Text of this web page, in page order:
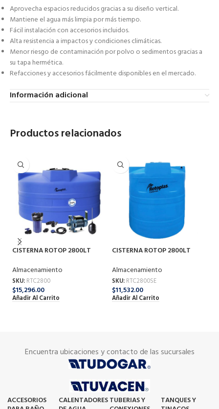
Aprovecha espacios reducidos gracias a su diseño vertical.
Mantiene el agua más limpia por más tiempo.
Fácil instalación con accesorios incluidos.
Alta resistencia a impactos y condiciones climáticas.
Menor riesgo de contaminación por polvo o sedimentos gracias a
su tapa hermética.
Refacciones y accesorios fácilmente disponibles en el mercado.
Información adicional
Productos relacionados
CISTERNA ROTOP 2800LT
Almacenamiento
SKU: RTC2800
$15,296.00
Añadir Al Carrito
CISTERNA ROTOP 2800LT
Almacenamiento
SKU: RTC2800SE
$11,532.00
Añadir Al Carrito
Encuentra ubicaciones y contacto de las sucursales
ACCESORIOS CALENTADORESTUBERIAS Y TANQUES Y